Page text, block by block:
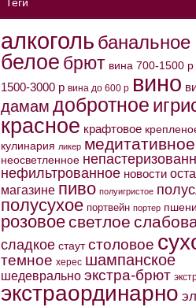
Теги
алкоголь банальное
белое брют вина 700-1500 р
1500-3000 р вина до 600 р вино
дамам добротное
красное крафтовое
кулинария ликер медитативное
неосветленное
нефильтрованное новости
магазине пиво полуигристое
полусухое портвейн портер
розовоесветлое
сладкое стаут столовое
темное херес шампанское
шедеврально экстра-брют
экстраординарно